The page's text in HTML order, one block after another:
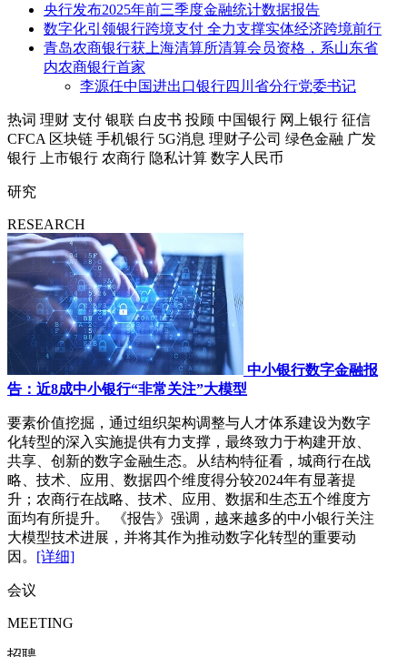
央行发布2025年前三季度金融统计数据报告
数字化引领银行跨境支付 全力支撑实体经济跨境前行
青岛农商银行获上海清算所清算会员资格，系山东省
内农商银行首家
李源任中国进出口银行四川省分行党委书记
热词 理财 支付 银联 白皮书 投顾 中国银行 网上银行 征信
CFCA 区块链 手机银行 5G消息 理财子公司 绿色金融 广发
银行
上市银行 农商行 隐私计算 数字人民币
研究
RESEARCH
中小银行数字金融报
告：近8成中小银行“非常关注”大模型
要素价值挖掘，通过组织架构调整与人才体系建设为数字
化转型的深入实施提供有力支撑，最终致力于构建开放、
共享、创新的数字金融生态。从结构特征看，城商行在战
略、技术、应用、数据四个维度得分较2024年有显著提
升；农商行在战略、技术、应用、数据和生态五个维度方
面均有所提升。 《报告》强调，越来越多的中小银行关注
大模型技术进展，并将其作为推动数字化转型的重要动
因。 [详细]
会议
MEETING